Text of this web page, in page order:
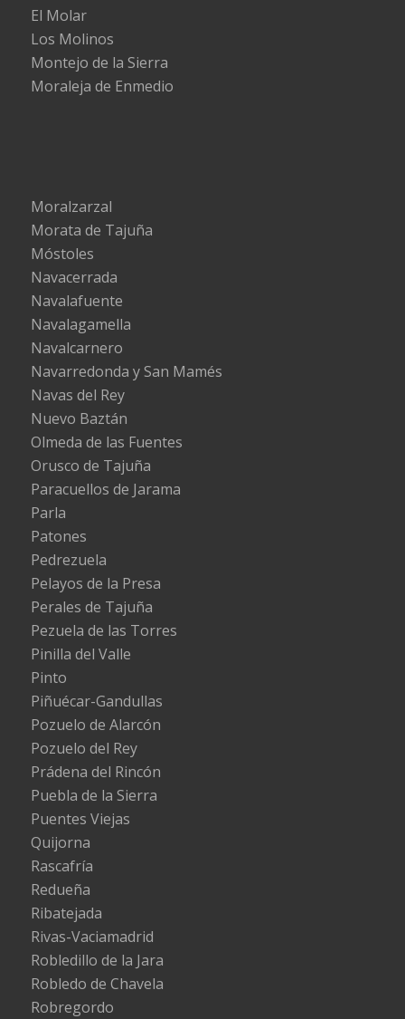
El Molar
Los Molinos
Montejo de la Sierra
Moraleja de Enmedio
Moralzarzal
Morata de Tajuña
Móstoles
Navacerrada
Navalafuente
Navalagamella
Navalcarnero
Navarredonda y San Mamés
Navas del Rey
Nuevo Baztán
Olmeda de las Fuentes
Orusco de Tajuña
Paracuellos de Jarama
Parla
Patones
Pedrezuela
Pelayos de la Presa
Perales de Tajuña
Pezuela de las Torres
Pinilla del Valle
Pinto
Piñuécar-Gandullas
Pozuelo de Alarcón
Pozuelo del Rey
Prádena del Rincón
Puebla de la Sierra
Puentes Viejas
Quijorna
Rascafría
Redueña
Ribatejada
Rivas-Vaciamadrid
Robledillo de la Jara
Robledo de Chavela
Robregordo